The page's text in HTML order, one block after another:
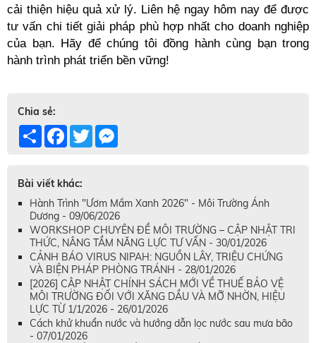
cải thiện hiệu quả xử lý. Liên hệ ngay hôm nay để được
tư vấn chi tiết giải pháp phù hợp nhất cho doanh nghiệp
của bạn. Hãy để chúng tôi đồng hành cùng bạn trong
hành trình phát triển bền vững!
Chia sẻ:
Share Facebook
Twitter
Bài viết khác:
Hành Trình "Ươm Mầm Xanh 2026" - Môi Trường Ánh
Dương - 09/06/2026
WORKSHOP CHUYÊN ĐỀ MÔI TRƯỜNG – CẬP NHẬT TRI
THỨC, NÂNG TẦM NĂNG LỰC TƯ VẤN - 30/01/2026
CẢNH BÁO VIRUS NIPAH: NGUỒN LÂY, TRIỆU CHỨNG
VÀ BIỆN PHÁP PHÒNG TRÁNH - 28/01/2026
[2026] CẬP NHẬT CHÍNH SÁCH MỚI VỀ THUẾ BẢO VỆ
MÔI TRƯỜNG ĐỐI VỚI XĂNG DẦU VÀ MỠ NHỜN, HIỆU
LỰC TỪ 1/1/2026 - 26/01/2026
Cách khử khuẩn nước và hướng dẫn lọc nước sau mưa bão
- 07/01/2026